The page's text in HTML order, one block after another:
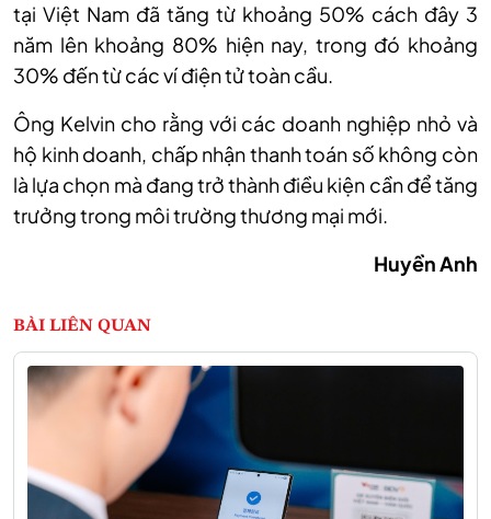
tại Việt Nam đã tăng từ khoảng 50% cách đây 3
năm lên khoảng 80% hiện nay, trong đó khoảng
30% đến từ các ví điện tử toàn cầu.
Ông Kelvin cho rằng với các doanh nghiệp nhỏ và
hộ kinh doanh, chấp nhận thanh toán số không còn
là lựa chọn mà đang trở thành điều kiện cần để tăng
trưởng trong môi trường thương mại mới.
Huyền Anh
BÀI LIÊN QUAN